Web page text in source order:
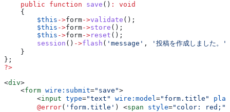
    public
function save () :
void
    {
        $this
->form->validate ();
        $this
->form->store ();
        $this
->form->reset ();
        session
() ->flash ( 'message' , '投稿を作成しました。'
    }
};
?>
<div>
    <
form wire:submit="save">
        <
input type="text" wire:model="form.title"
        @error
( 'form.title' ) <span style="color: red;"